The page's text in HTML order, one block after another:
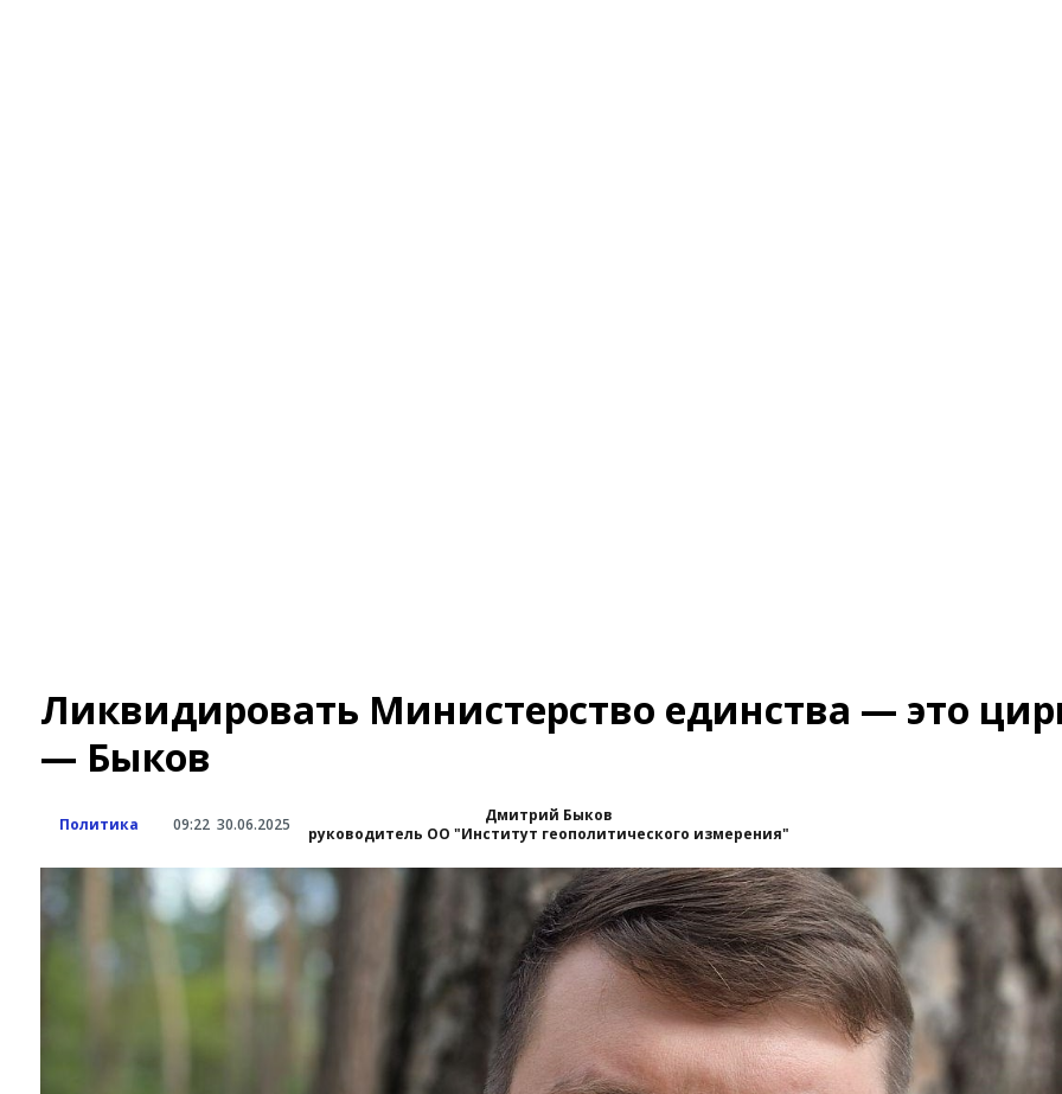
Ликвидировать Министерство единства — это
— Быков
Политика 09:22 30.06.2025
Дмитрий Быков
руководитель ОО "Институт геополитического измерения"